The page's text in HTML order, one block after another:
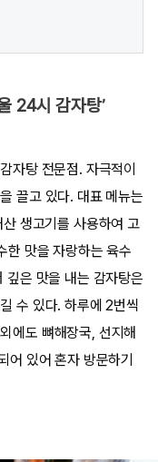
24시 감자탕’
자탕 전문점. 자극적이
끌고 있다. 대표 메뉴는
산 생고기를 사용하여 고
한 맛을 자랑하는 육수
깊은 맛을 내는 감자탕은
수 있다. 하루에 2번씩
에도 뼈해장국, 선지해
어 있어 혼자 방문하기